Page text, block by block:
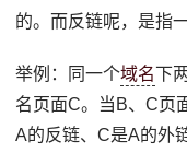
的。而反链呢，是指
举例：同一个域名下
名页面C。当B、C页
A的反链、C是A的外